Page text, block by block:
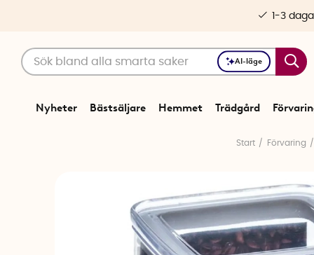
AI-läge
Nyheter Bästsäljare Hemmet Trädgård
1-3
Start Förvaring